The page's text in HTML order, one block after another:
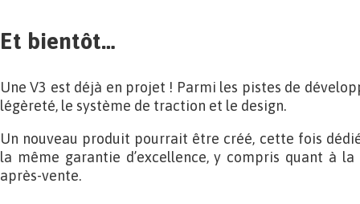
Et bientôt…
Une V3 est déjà en projet ! Parmi les pistes de
légèreté, le système de traction et le design.
Un nouveau produit pourrait être créé, cette fois
la même garantie d’excellence, y compris quant à
après-vente.